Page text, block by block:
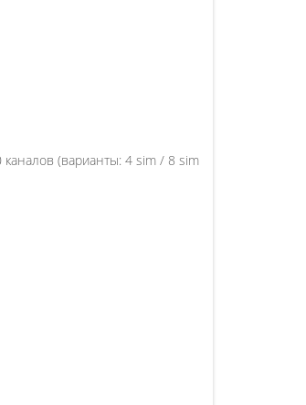
(варианты: 4 sim / 8 sim